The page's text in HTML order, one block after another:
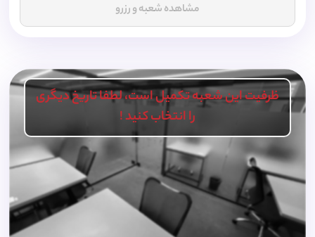
مشاهده شعبه و رزرو
ظرفیت این شعبه تکمیل است، لطفا تاریخ دیگری
را انتخاب کنید !